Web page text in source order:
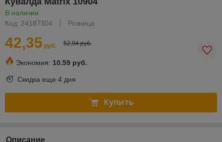
В наличии
Код: 24187304
Розница
42,35 руб. 52,94 руб.
Экономия: 10.59 руб.
Скидка еще 4 дня
Купить
Описание